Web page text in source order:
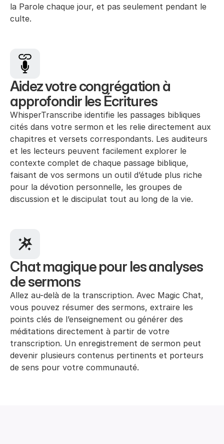
la Parole chaque jour, et pas seulement pendant le
culte.
Aidez votre congrégation à
approfondir les Écritures
WhisperTranscribe identifie les passages bibliques
cités dans votre sermon et les relie directement aux
chapitres et versets correspondants. Les auditeurs
et les lecteurs peuvent facilement explorer le
contexte complet de chaque passage biblique,
faisant de vos sermons un outil d’étude plus riche
pour la dévotion personnelle, les groupes de
discussion et le discipulat tout au long de la vie.
Chat magique pour les analyses
de sermons
Allez au-delà de la transcription. Avec Magic Chat,
vous pouvez résumer des sermons, extraire les
points clés de l’enseignement ou générer des
méditations directement à partir de votre
transcription. Un enregistrement de sermon peut
devenir plusieurs contenus pertinents et porteurs
de sens pour votre communauté.